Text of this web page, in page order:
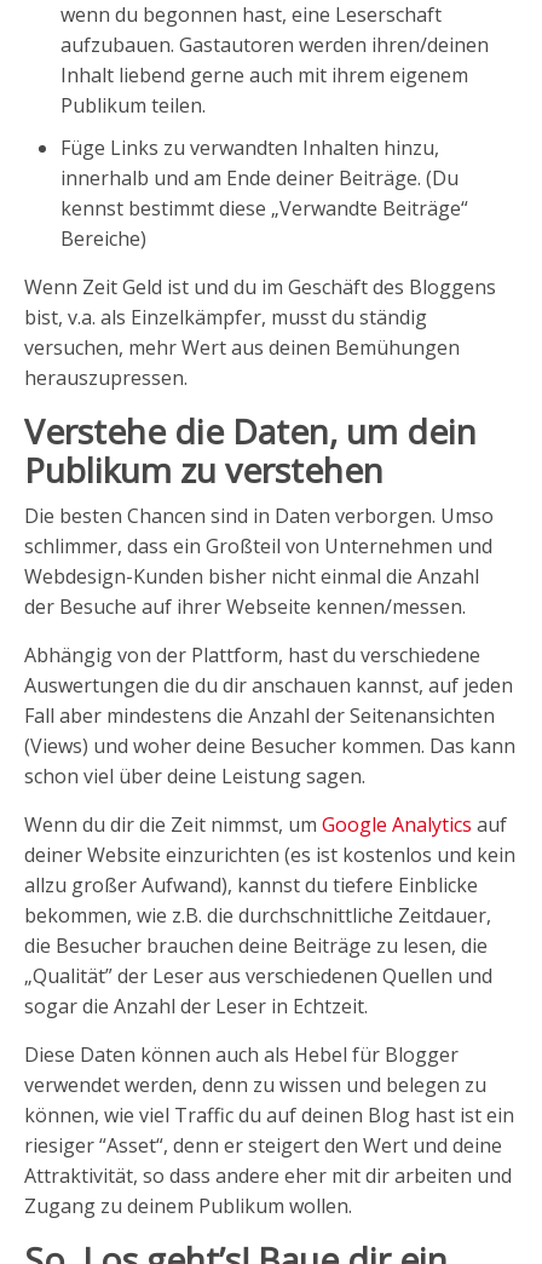
wenn du begonnen hast, eine Leserschaft
aufzubauen. Gastautoren werden ihren/deinen
Inhalt liebend gerne auch mit ihrem eigenem
Publikum teilen.
Füge Links zu verwandten Inhalten hinzu,
innerhalb und am Ende deiner Beiträge. (Du
kennst bestimmt diese „Verwandte Beiträge“
Bereiche)
Wenn Zeit Geld ist und du im Geschäft des Bloggens
bist, v.a. als Einzelkämpfer, musst du ständig
versuchen, mehr Wert aus deinen Bemühungen
herauszupressen.
Verstehe die Daten, um dein
Publikum zu verstehen
Die besten Chancen sind in Daten verborgen. Umso
schlimmer, dass ein Großteil von Unternehmen und
Webdesign-Kunden bisher nicht einmal die Anzahl
der Besuche auf ihrer Webseite kennen/messen.
Abhängig von der Plattform, hast du verschiedene
Auswertungen die du dir anschauen kannst, auf jeden
Fall aber mindestens die Anzahl der Seitenansichten
(Views) und woher deine Besucher kommen. Das kann
schon viel über deine Leistung sagen.
Wenn du dir die Zeit nimmst, um Google Analytics auf
deiner Website einzurichten (es ist kostenlos und kein
allzu großer Aufwand), kannst du tiefere Einblicke
bekommen, wie z.B. die durchschnittliche Zeitdauer,
die Besucher brauchen deine Beiträge zu lesen, die
„Qualität” der Leser aus verschiedenen Quellen und
sogar die Anzahl der Leser in Echtzeit.
Diese Daten können auch als Hebel für Blogger
verwendet werden, denn zu wissen und belegen zu
können, wie viel Traffic du auf deinen Blog hast ist ein
riesiger “Asset“, denn er steigert den Wert und deine
Attraktivität, so dass andere eher mit dir arbeiten und
Zugang zu deinem Publikum wollen.